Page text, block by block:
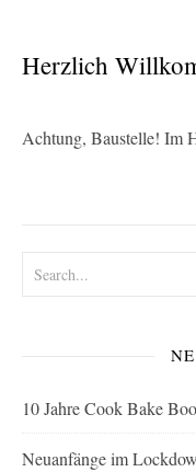
Herzlich
Achtung, Baustelle! Im
10 Jahre Cook Bake
Neuanfänge im